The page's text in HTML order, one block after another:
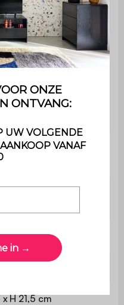
, een
wordt
m3 en 20kg/m3)
m3 en 20kg/m3)
D 56,5 x H 52,5 cm
H 21,5 cm